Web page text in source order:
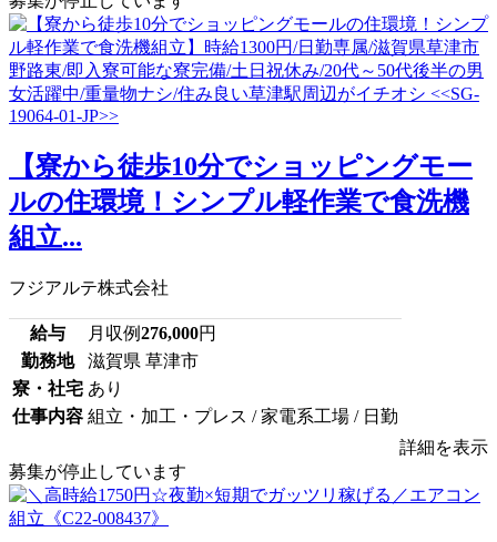
【寮から徒歩10分でショッピングモー
ルの住環境！シンプル軽作業で食洗機
組立...
フジアルテ株式会社
給与 月収例276,000円
勤務地
滋賀県 草津市
寮・社宅 あり
仕事内容 組立・加工・プレス / 家電系工場 / 日勤
詳細を表示
募集が停止しています